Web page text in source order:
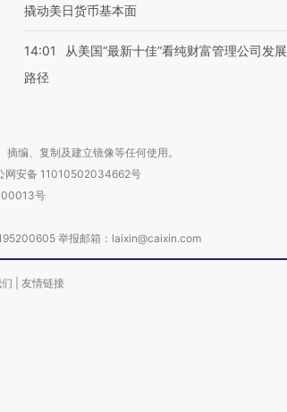
撬动美日货币基本面
14:01
从美国“最新十佳”看纯财富管理公司发展
路径
编、复制及建立镜像等任何使用。
网安备 11010502034662号
号
举报邮箱：laixin@caixin.com
友情链接